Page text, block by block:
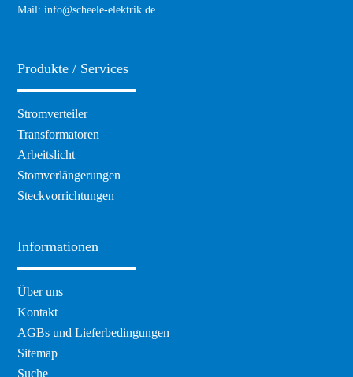
Mail:info@scheele-elektrik.de
Produkte / Services
Navigation
überspringen
Stromverteiler
Transformatoren
Arbeitslicht
Stomverlängerungen
Steckvorrichtungen
Informationen
Navigation
überspringen
Über uns
Kontakt
AGBs und Lieferbedingungen
Sitemap
Suche